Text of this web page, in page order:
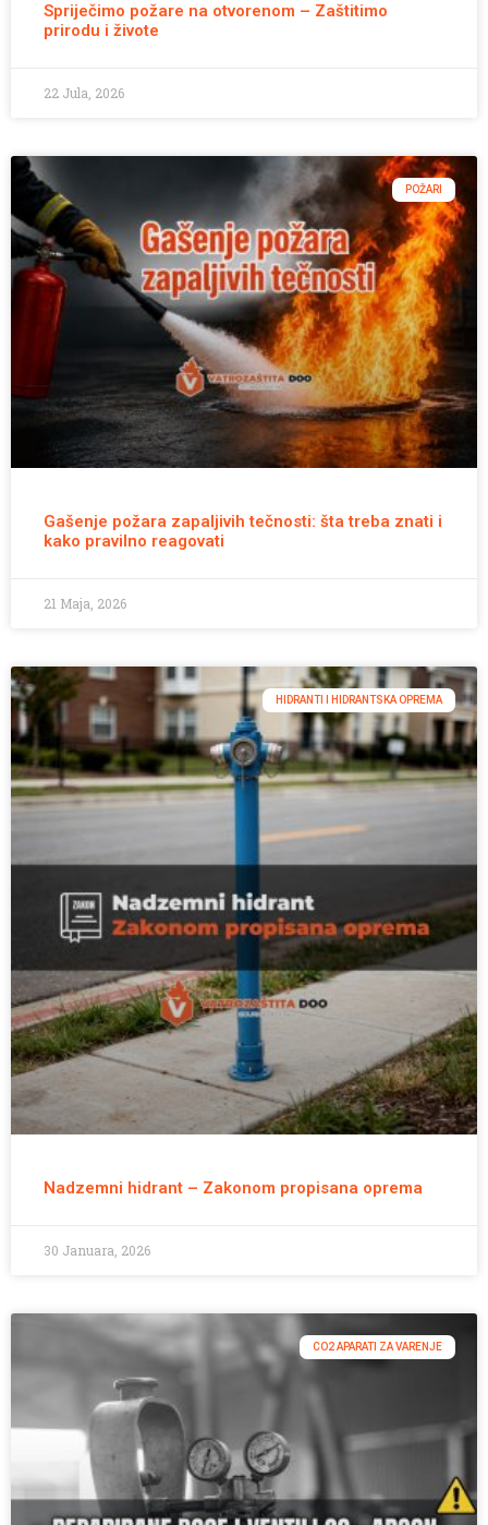
Spriječimo požare na otvorenom – Zaštitimo
prirodu i živote
22 Jula, 2026
POŽARI
Gašenje požara zapaljivih tečnosti: šta treba znati i
kako pravilno reagovati
21 Maja, 2026
HIDRANTI I HIDRANTSKA OPREMA
Nadzemni hidrant – Zakonom propisana oprema
30 Januara, 2026
CO2 APARATI ZA VARENJE